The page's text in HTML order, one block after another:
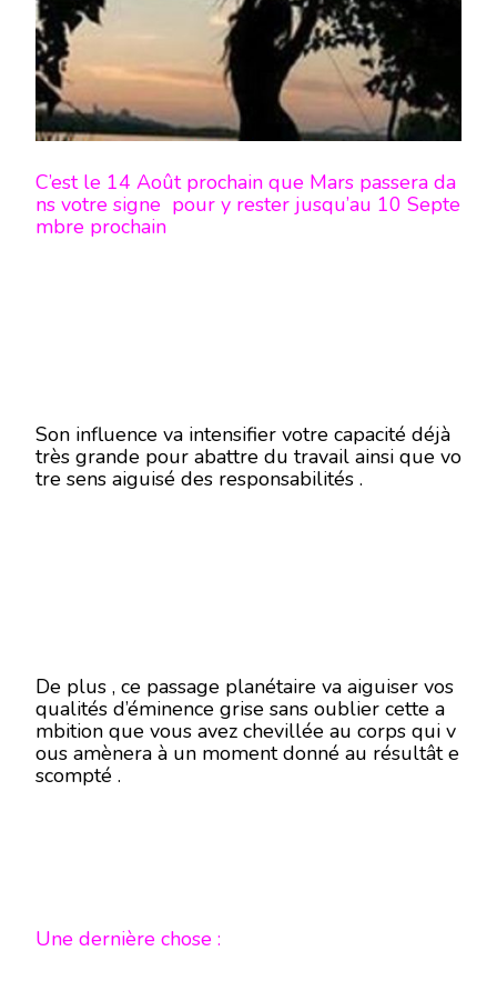
C’est le 14 Août prochain que Mars passera da
ns votre signe pour y rester jusqu’au 10 Septe
mbre prochain
Son influence va intensifier votre capacité déjà
très grande pour abattre du travail ainsi que vo
tre sens aiguisé des responsabilités .
De plus , ce passage planétaire va aiguiser vos
qualités d’éminence grise sans oublier cette a
mbition que vous avez chevillée au corps qui v
ous amènera à un moment donné au résultât e
scompté .
Une dernière chose :